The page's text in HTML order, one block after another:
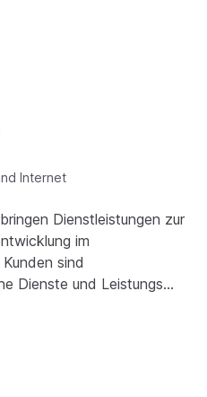
Internet
Dienstleistungen zur
im
sind
Dienste und Leistungs…